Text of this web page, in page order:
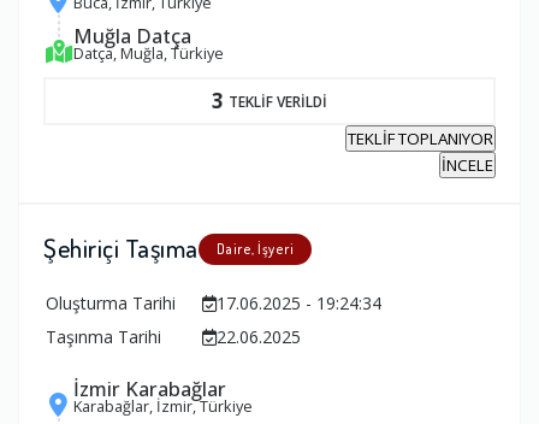
Muğla Datça
Datça, Muğla, Türkiye
3 TEKLİF VERİLDİ
TEKLİF TOPLANIYOR
İNCELE
Şehiriçi Taşıma Daire, İşyeri
Oluşturma Tarihi
17.06.2025 - 19:24:34
Taşınma Tarihi
22.06.2025
İzmir Karabağlar
Karabağlar, İzmir, Türkiye